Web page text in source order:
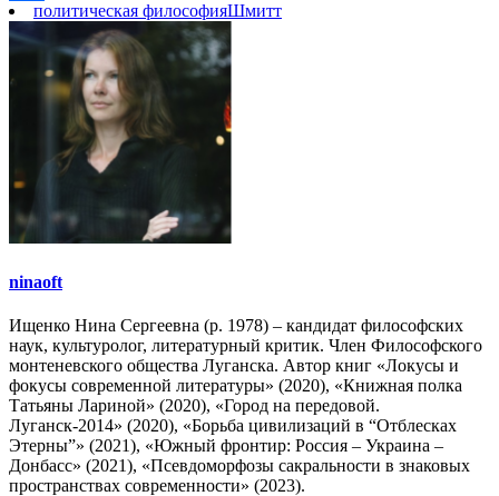
Отправить
политическая философияШмитт
ninaoft
Ищенко Нина Сергеевна (р. 1978) – кандидат философских
наук, культуролог, литературный критик. Член Философского
монтеневского общества Луганска. Автор книг «Локусы и
фокусы современной литературы» (2020), «Книжная полка
Татьяны Лариной» (2020), «Город на передовой.
Луганск-2014» (2020), «Борьба цивилизаций в “Отблесках
Этерны”» (2021), «Южный фронтир: Россия – Украина –
Донбасс» (2021), «Псевдоморфозы сакральности в знаковых
пространствах современности» (2023).